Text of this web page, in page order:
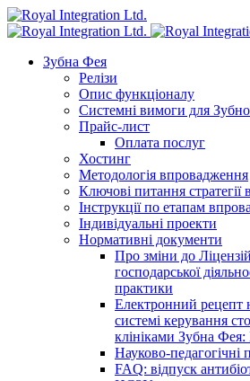
Зубна Фея
Релізи
Опис функціоналу
Системні вимоги для
Прайс-лист
Оплата послуг
Хостинг
Методологія впровадження
Ключові питання
Інструкції по етапам
Індивідуальні проекти
Нормативні документи
Про зміни до
господарської
практики
Електронний рецепт
системі керування
клініками Зубна Фея:
Науково-педагогічні
FAQ: відпуск